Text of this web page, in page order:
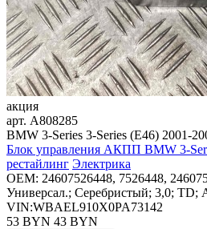
акция
арт. A808285
BMW 3-Series 3-Series (E46) 2001-
Блок управления АКПП BMW 3-
рестайлинг Электрика
OEM: 24607526448, 7526448,
Универсал.; Серебристый; 3,0;
VIN:WBAEL910X0PA73142
53 BYN 43 BYN